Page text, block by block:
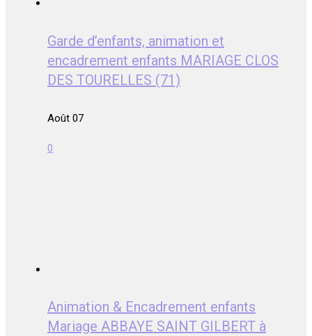
Garde d’enfants, animation et
encadrement enfants MARIAGE CLOS
DES TOURELLES (71)
Août 07
0
Animation & Encadrement enfants
Mariage ABBAYE SAINT GILBERT à